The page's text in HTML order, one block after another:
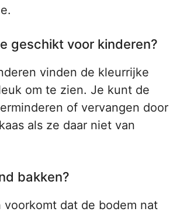
geschikt voor kinderen?
vinden de kleurrijke
om te zien. Je kunt de
of vervangen door
als ze daar niet van
bakken?
voorkomt dat de bodem nat